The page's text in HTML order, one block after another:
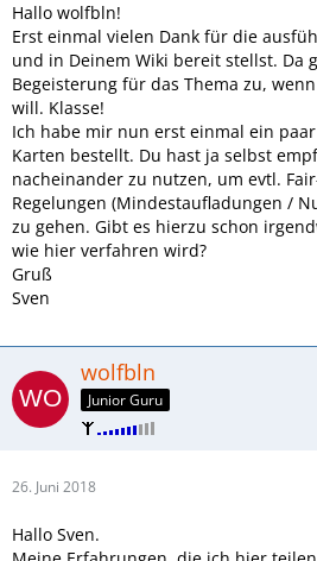
Hallo wolfbln!
Erst einmal vielen Dank für die
und in Deinem Wiki bereit stellst. Da
Begeisterung für das Thema zu,
will. Klasse!
Ich habe mir nun erst einmal ein
Karten bestellt. Du hast ja selbst
nacheinander zu nutzen, um evtl.
Regelungen (Mindestaufladungen /
zu gehen. Gibt es hierzu schon
wie hier verfahren wird?
Gruß
Sven
wolfbln
Junior Guru
26. Juni 2018
Hallo Sven.